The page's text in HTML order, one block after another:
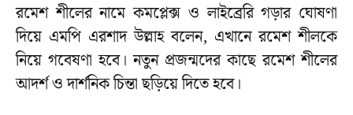
রমেশ শীলের নামে কমপ্লেক্স ও লাইব্রেরি গড়ার ঘোষণা
দিয়ে এমপি এরশাদ উল্লাহ বলেন, এখানে রমেশ শীলকে
নিয়ে গবেষণা হবে। নতুন প্রজন্মদের কাছে রমেশ শীলের
আদর্শ ও দার্শনিক চিন্তা ছড়িয়ে দিতে হবে।